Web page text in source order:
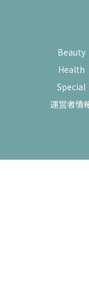
Beauty
Health
Special
運営者情